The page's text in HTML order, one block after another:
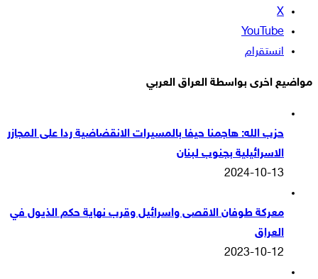
‫X
‫YouTube
انستقرام
مواضيع اخرى بواسطة العراق العربي
حزب الله: هاجمنا حيفا بالمسيرات الانقضاضية ردا على المجازر
الاسرائيلية بجنوب لبنان
2024-10-13
معركة طوفان الاقصى واسرائيل وقرب نهاية حكم الذيول في
العراق
2023-10-12